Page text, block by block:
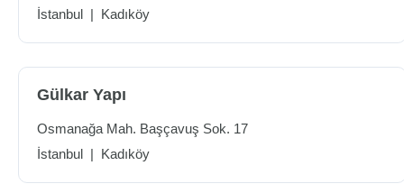
İstanbul | Kadıköy
Gülkar Yapı
Osmanağa Mah. Başçavuş Sok. 17
İstanbul | Kadıköy